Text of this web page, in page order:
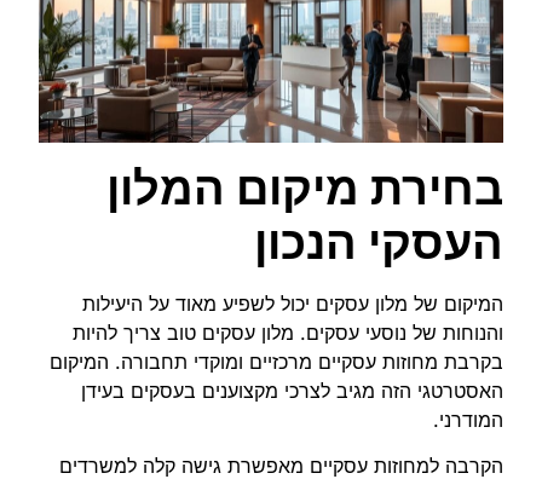
בחירת מיקום המלון
העסקי הנכון
המיקום של מלון עסקים יכול לשפיע מאוד על היעילות
והנוחות של נוסעי עסקים. מלון עסקים טוב צריך להיות
בקרבת מחוזות עסקיים מרכזיים ומוקדי תחבורה. המיקום
האסטרטגי הזה מגיב לצרכי מקצוענים בעסקים בעידן
המודרני.
הקרבה למחוזות עסקיים מאפשרת גישה קלה למשרדים